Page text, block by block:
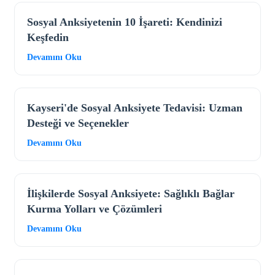
Sosyal Anksiyetenin 10 İşareti: Kendinizi
Keşfedin
Devamını Oku
Kayseri'de Sosyal Anksiyete Tedavisi: Uzman
Desteği ve Seçenekler
Devamını Oku
İlişkilerde Sosyal Anksiyete: Sağlıklı Bağlar
Kurma Yolları ve Çözümleri
Devamını Oku